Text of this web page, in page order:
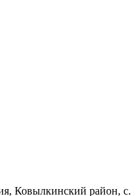
Ковылкинский район, с.